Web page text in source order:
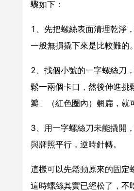
驟如下：
1、先把螺絲表面清理乾淨
一般無損撬下來是比較難的。
2、找個小號的一字螺絲刀
鬆一兩個卡口，然後伸進挑
瓣」（紅色圈內）翹扁，就
3、用一字螺絲刀未能撬開
與牌照平行，逆時針轉。
這樣可以先鬆動原來的固定
這時螺絲其實已經松了，不